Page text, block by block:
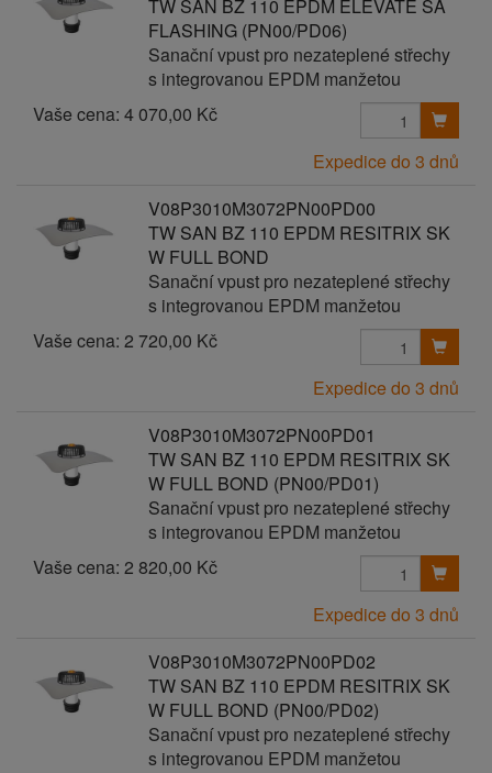
TW SAN BZ 110 EPDM ELEVATE SA
FLASHING (PN00/PD06)
Sanační vpust pro nezateplené střechy
s integrovanou EPDM manžetou
Vaše cena: 4 070,00 Kč
Expedice do 3 dnů
V08P3010M3072PN00PD00
TW SAN BZ 110 EPDM RESITRIX SK
W FULL BOND
Sanační vpust pro nezateplené střechy
s integrovanou EPDM manžetou
Vaše cena: 2 720,00 Kč
Expedice do 3 dnů
V08P3010M3072PN00PD01
TW SAN BZ 110 EPDM RESITRIX SK
W FULL BOND (PN00/PD01)
Sanační vpust pro nezateplené střechy
s integrovanou EPDM manžetou
Vaše cena: 2 820,00 Kč
Expedice do 3 dnů
V08P3010M3072PN00PD02
TW SAN BZ 110 EPDM RESITRIX SK
W FULL BOND (PN00/PD02)
Sanační vpust pro nezateplené střechy
s integrovanou EPDM manžetou